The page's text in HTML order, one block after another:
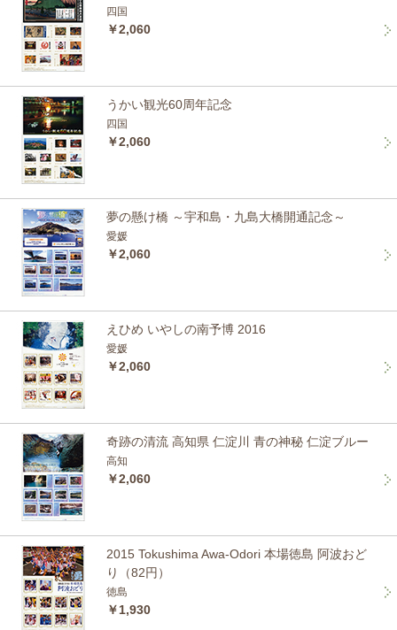
四国
￥2,060
うかい観光60周年記念
四国
￥2,060
夢の懸け橋 ～宇和島・九島大橋開通記念～
愛媛
￥2,060
えひめ いやしの南予博 2016
愛媛
￥2,060
奇跡の清流 高知県 仁淀川 青の神秘 仁淀ブルー
高知
￥2,060
2015 Tokushima Awa-Odori 本場徳島 阿波おど
り（82円）
徳島
￥1,930